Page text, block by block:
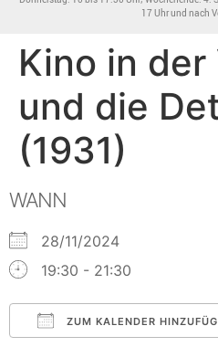
17 Uhr und nach
Kino in der
und die
(1931)
WANN
28/11/2024
19:30 - 21:30
ZUM KALENDER